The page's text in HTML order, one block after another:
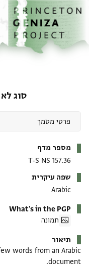
לתוכןהבית
סוג לא
מספר מדף
T-S NS 157.36
שפה עיקרית
Arabic
What's in the PGP
תמונה
תיאור
words from an Arabic
document.